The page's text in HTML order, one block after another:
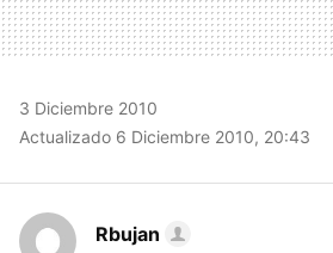
3 Diciembre 2010
Actualizado 6 Diciembre 2010, 20:43
Rbujan